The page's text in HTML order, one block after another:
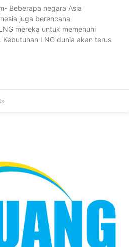
Beberapa negara Asia
juga berencana
mereka untuk memenuhi
LNG dunia akan terus